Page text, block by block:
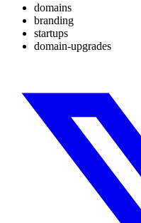
domains
branding
startups
domain-upgrades